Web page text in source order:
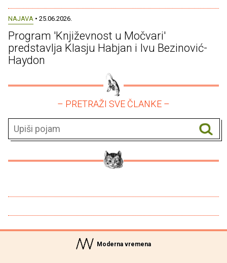
NAJAVA • 25.06.2026.
Program 'Književnost u Močvari'
predstavlja Klasju Habjan i Ivu Bezinović-
Haydon
– PRETRAŽI SVE ČLANKE –
Moderna vremena